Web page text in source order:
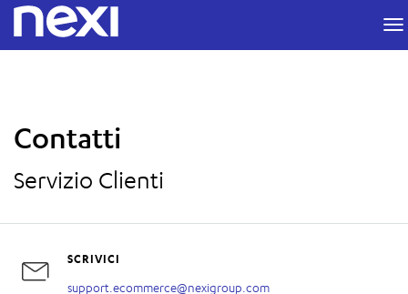
test2
Contatti
Servizio Clienti
SCRIVICI
support.ecommerce@nexigroup.com